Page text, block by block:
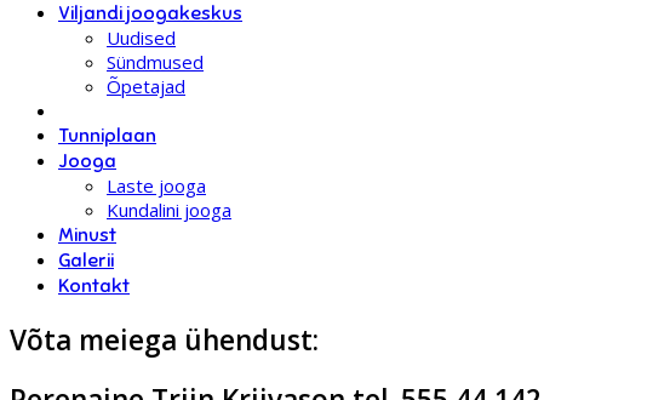
Viljandi joogakeskus
Uudised
Sündmused
Õpetajad
Tunniplaan
Jooga
Laste jooga
Kundalini jooga
Minust
Galerii
Kontakt
Võta meiega ühendust: